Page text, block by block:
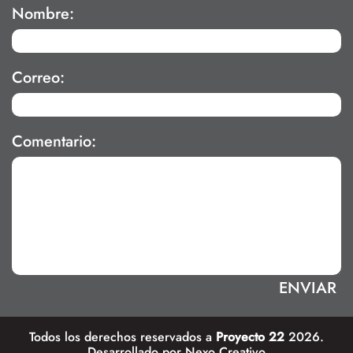
Nombre:
Correo:
Comentario:
Todos los derechos reservados a Proyecto 22 2026.